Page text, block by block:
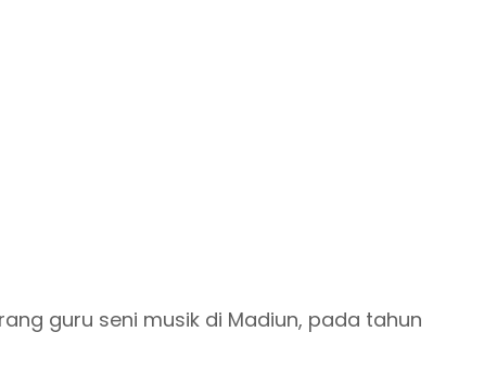
guru seni musik di Madiun, pada tahun